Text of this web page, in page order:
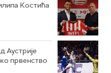
Костића
Аустрије
првенство